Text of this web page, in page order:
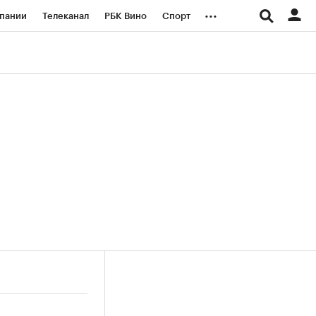
Телеканал РБК Вино Спорт ...